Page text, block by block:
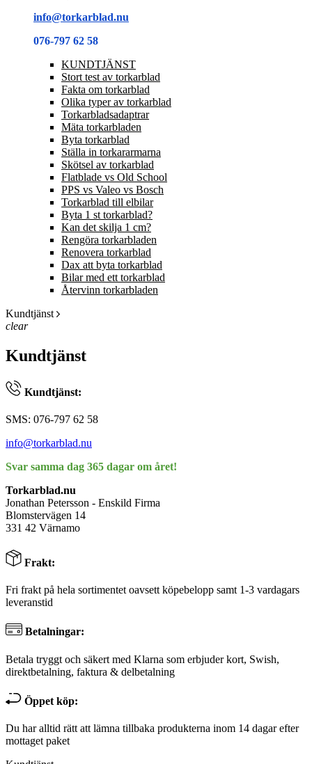
info@torkarblad.nu
076-797 62 58
KUNDTJÄNST
Stort test av torkarblad
Fakta om torkarblad
Olika typer av torkarblad
Torkarbladsadaptrar
Mäta torkarbladen
Byta torkarblad
Ställa in torkararmarna
Skötsel av torkarblad
Flatblade vs Old School
PPS vs Valeo vs Bosch
Torkarblad till elbilar
Byta 1 st torkarblad?
Kan det skilja 1 cm?
Rengöra torkarbladen
Renovera torkarblad
Dax att byta torkarblad
Bilar med ett torkarblad
Återvinn torkarbladen
Kundtjänst
clear
Kundtjänst
Kundtjänst:
SMS: 076-797 62 58
info@torkarblad.nu
Svar samma dag 365 dagar om året!
Torkarblad.nu
Jonathan Petersson - Enskild Firma
Blomstervägen 14
331 42 Värnamo
Frakt:
Fri frakt på hela sortimentet oavsett köpebelopp samt 1-3 vardagars
leveranstid
Betalningar:
Betala tryggt och säkert med Klarna som erbjuder kort, Swish,
direktbetalning, faktura & delbetalning
Öppet köp:
Du har alltid rätt att lämna tillbaka produkterna inom 14 dagar efter
mottaget paket